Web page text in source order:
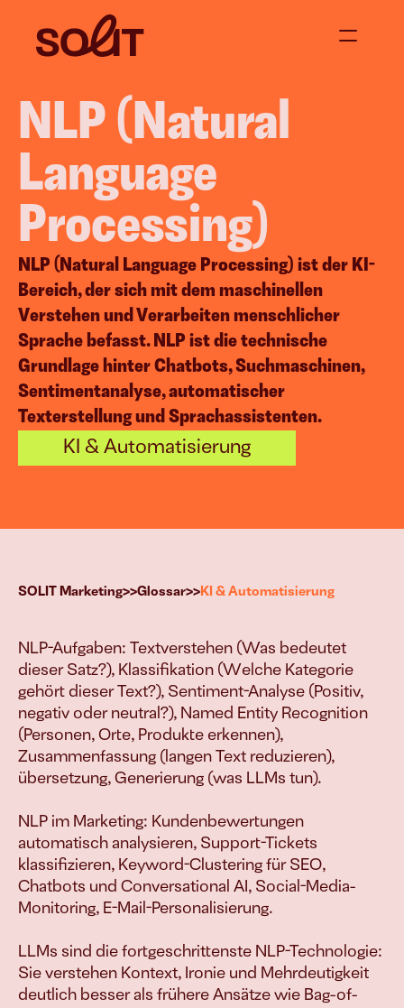
Projekte
Über uns
Blog
Jetzt anfragen
Content Creation
Social Media Content
Video Content
Corporate Blogging
Events
Supperclub &
Moderation /
Systemen treiben wir Euer
B2B-Leads & Kunden
Mehr Aufträge
generieren
E-Commerce
Mehr Produkt
verkaufen
Join
Experts
NLP (Natural
Language
Processing)
NLP (Natural Language Processing) ist der KI-
Bereich, der sich mit dem maschinellen
Verstehen und Verarbeiten menschlicher
Sprache befasst. NLP ist die technische
Grundlage hinter Chatbots, Suchmaschinen,
Sentimentanalyse, automatischer
Texterstellung und Sprachassistenten.
KI & Automatisierung
SOLIT Marketing>>Glossar>> KI & Automatisierung
NLP-Aufgaben: Textverstehen (Was bedeutet
dieser Satz?), Klassifikation (Welche Kategorie
gehört dieser Text?), Sentiment-Analyse (Positiv,
negativ oder neutral?), Named Entity Recognition
(Personen, Orte, Produkte erkennen),
Zusammenfassung (langen Text reduzieren),
übersetzung, Generierung (was LLMs tun).
NLP im Marketing: Kundenbewertungen
automatisch analysieren, Support-Tickets
klassifizieren, Keyword-Clustering für SEO,
Chatbots und Conversational AI, Social-Media-
Monitoring, E-Mail-Personalisierung.
LLMs sind die fortgeschrittenste NLP-Technologie:
Sie verstehen Kontext, Ironie und Mehrdeutigkeit
deutlich besser als frühere Ansätze wie Bag-of-